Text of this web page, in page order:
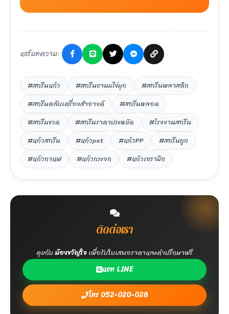
แชร์บทความ:
#สกรีนแก้ว #สกรีนชานมไข่มุก
#สกรีนพลาสติก
#สกรีนตลับเครื่องสำอางค์
#สกรีนหลอด
#สกรีนขวด
#สกรีนราคาประหยัด
#โรงงานสกรีน
#แก้วสกรีน
#แก้วpet #แก้วPP
#สกรีนถูก
#แก้วกาแฟ
#แก้วกระจก #แก้วเซรามิก
ติดต่อเรา
คุยกับน้องขวัญใจเพื่อรับใบเสนอราคาและคำปรึกษาฟรี
แชท LINE
โทร 052-020-028